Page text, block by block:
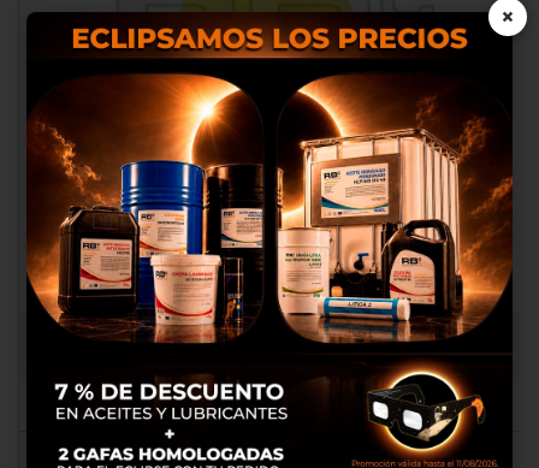
TAPON LLENADO OLI. ROSC. FL1011/LKS
Nosotros utilizamos cookies
propias y de terceros para
proporcionarte una mejor
experiencia de compra, realizar
un análisis estadístico que nos
sirve para mejorar el servicio y
poder ofrecerte los mejores
productos en anuncios
publicitarios.
Aceptar cookies
×